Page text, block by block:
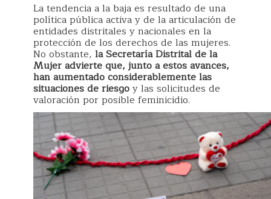
La tendencia a la baja es resultado de una
política pública activa y de la articulación de
entidades distritales y nacionales en la
protección de los derechos de las mujeres.
No obstante, la Secretaría Distrital de la
Mujer advierte que, junto a estos avances,
han aumentado considerablemente las
situaciones de riesgoy las solicitudes de
valoración por posible feminicidio.